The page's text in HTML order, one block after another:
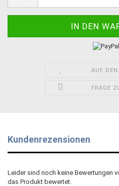
AUF DEN
FRAGE
Kundenrezensionen
Leider sind noch keine Bewertungen
das Produkt bewertet.